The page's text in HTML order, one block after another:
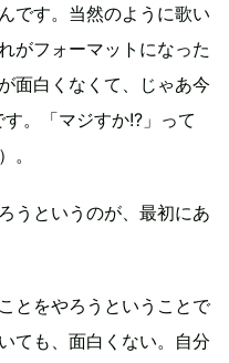
です。当然のように歌い
がフォーマットになった
面白くなくて、じゃあ今
。「マジすか!?」って
。
うというのが、最初にあ
とをやろうということで
ても、面白くない。自分